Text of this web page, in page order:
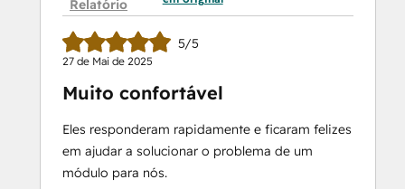
Relatório
5/5
27 de Mai de 2025
Muito confortável
Eles responderam rapidamente e ficaram felizes
em ajudar a solucionar o problema de um
módulo para nós.